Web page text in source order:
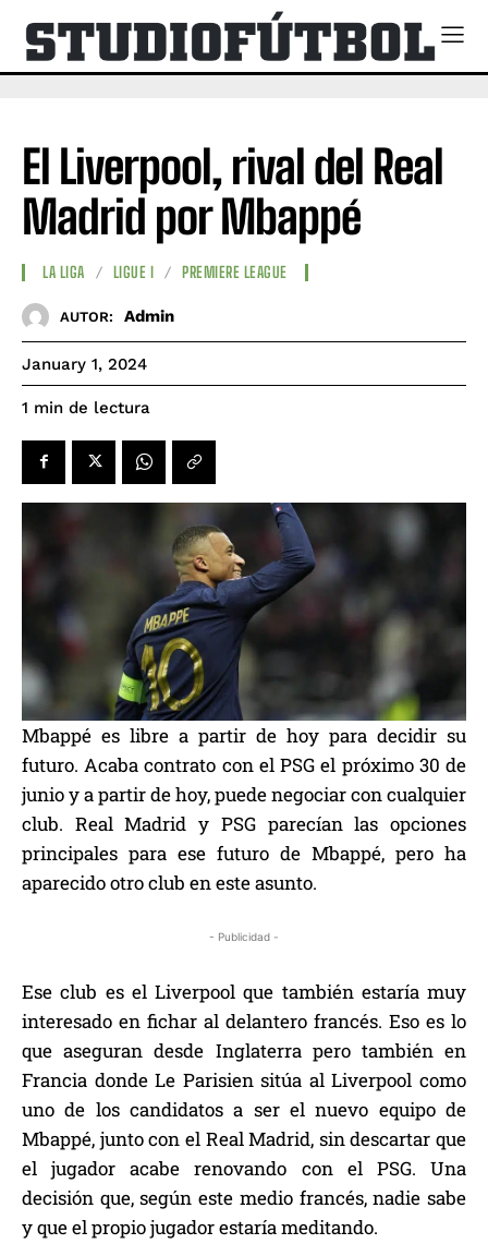
El Liverpool, rival del Real
Madrid por Mbappé
LA LIGA LIGUE I PREMIERE LEAGUE
AUTOR: Admin
January 1, 2024
1 min de lectura
Mbappé es libre a partir de hoy para decidir su
futuro. Acaba contrato con el PSG el próximo 30 de
junio y a partir de hoy, puede negociar con cualquier
club. Real Madrid y PSG parecían las opciones
principales para ese futuro de Mbappé, pero ha
aparecido otro club en este asunto.
- Publicidad -
Ese club es el Liverpool que también estaría muy
interesado en fichar al delantero francés. Eso es lo
que aseguran desde Inglaterra pero también en
Francia donde Le Parisien sitúa al Liverpool como
uno de los candidatos a ser el nuevo equipo de
Mbappé, junto con el Real Madrid, sin descartar que
el jugador acabe renovando con el PSG. Una
decisión que, según este medio francés, nadie sabe
y que el propio jugador estaría meditando.